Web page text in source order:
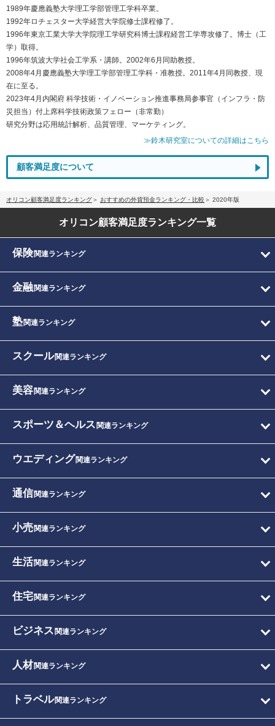
1989年慶應義塾大学理工学部管理工学科卒業。
1992年ロチェスター大学経営大学院修士課程修了。
1996年東京工業大学大学院理工学研究科博士課程経営工学専攻修了。博士（工
学）取得。
1996年筑波大学社会工学系・講師。2002年6月同助教授。
2008年4月慶應義塾大学理工学部管理工学科・准教授。2011年4月同教授、現
在に至る。
2023年4月内閣府 科学技術・イノベーション推進事務局参事官（インフラ・防
災担当）付上席科学技術政策フェロー（非常勤）
研究分野は応用統計解析、品質管理、マーケティング。
≫鈴木研究室についての詳細はこちら
顧客満足度について
オリコン顧客満足度ランキング おすすめの外貨預金ランキング・比較 2020年版
オリコン顧客満足度ランキング一覧
保険関連ランキング
金融関連ランキング
塾関連ランキング
スクール関連ランキング
美容関連ランキング
スポーツ＆ヘルス 関連ランキング
ウエディング関連ランキング
通信関連ランキング
小売関連ランキング
生活関連ランキング
住宅関連ランキング
ビジネス 関連ランキング
人材関連ランキング
トラベル関連ランキング